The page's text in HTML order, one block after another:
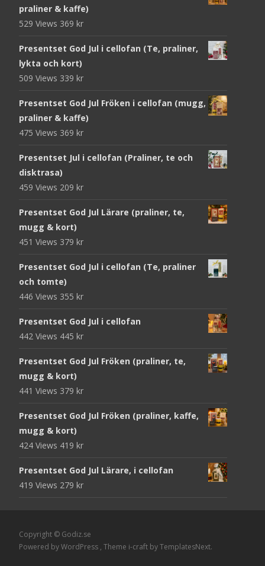
praliner & kaffe)
529 Views 369 kr
Presentset God Jul i cellofan (Te, praliner,
lykta och kort)
509 Views 339 kr
Presentset God Jul Fröken i cellofan (mugg,
praliner & kaffe)
475 Views 369 kr
Presentset Jul i cellofan (Praliner, te och
disktrasa)
459 Views 209 kr
Presentset God Jul Lärare (praliner, te,
mugg & kort)
451 Views 379 kr
Presentset God Jul i cellofan (Te, praliner
och tomte)
446 Views 355 kr
Presentset God Jul i cellofan
442 Views 445 kr
Presentset God Jul Fröken (praliner, te,
mugg & kort)
441 Views 379 kr
Presentset God Jul Fröken (praliner, kaffe,
mugg & kort)
424 Views 419 kr
Presentset God Jul Lärare, i cellofan
419 Views 279 kr
Copyright © Godiz.se
Powered by WordPress , Theme i-craft by TemplatesNext.